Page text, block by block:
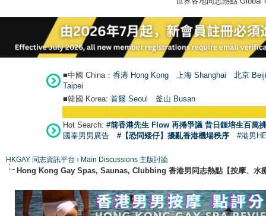
■中國 China： 香港 Hong Kong 上海 Shanghai
北京
Taipei
■韓國 Korea: 首爾 Seoul 釜山 Busan
Hot Search: #前香港先生 Flow 再捲爭議 昔日鍾培生百萬
國泰男男廣告
#【恐同矮仔】擾亂香港機場秩序 #港男
HKGAY 同志資訊平台 › Main Discussions 主版討論
Hong Kong Gay Spas, Saunas, Clubbing 香港男同志熱點【按摩、水